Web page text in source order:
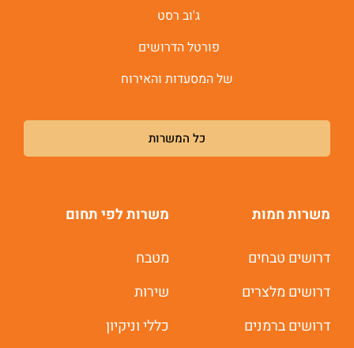
ג'וב רסט
פורטל הדרושים
של המסעדות והאירוח
כל המשרות
משרות חמות
דרושים טבחים
דרושים מלצרים
דרושים ברמנים
משרות לפי תחום
מטבח
שירות
כללי וניקיון